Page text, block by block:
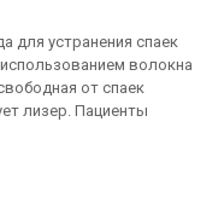
для устранения спаек
волокна
от спаек
лизер. Пациенты